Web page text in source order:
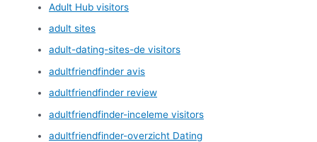
Adult Hub visitors
adult sites
adult-dating-sites-de visitors
adultfriendfinder avis
adultfriendfinder review
adultfriendfinder-inceleme visitors
adultfriendfinder-overzicht Dating